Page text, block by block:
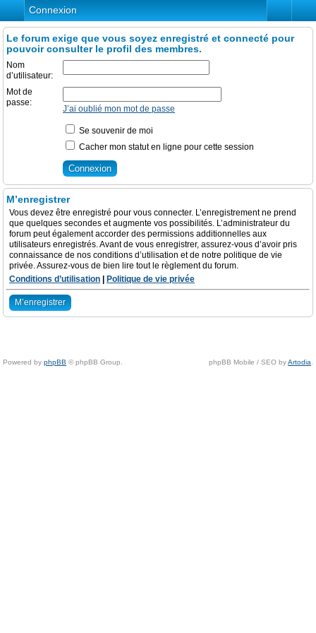
Connexion
Le forum exige que vous soyez enregistré et connecté pour
pouvoir consulter le profil des membres.
Nom
d’utilisateur:
Mot de
passe:
J’ai oublié mon mot de passe
Se souvenir de moi
Cacher mon statut en ligne pour cette session
M’enregistrer
Vous devez être enregistré pour vous connecter. L’enregistrement ne prend
que quelques secondes et augmente vos possibilités. L’administrateur du
forum peut également accorder des permissions additionnelles aux
utilisateurs enregistrés. Avant de vous enregistrer, assurez-vous d’avoir pris
connaissance de nos conditions d’utilisation et de notre politique de vie
privée. Assurez-vous de bien lire tout le règlement du forum.
Conditions d’utilisation
Politique de vie privée
M’enregistrer
Powered by phpBB © phpBB Group. phpBB Mobile / SEO byArtodia